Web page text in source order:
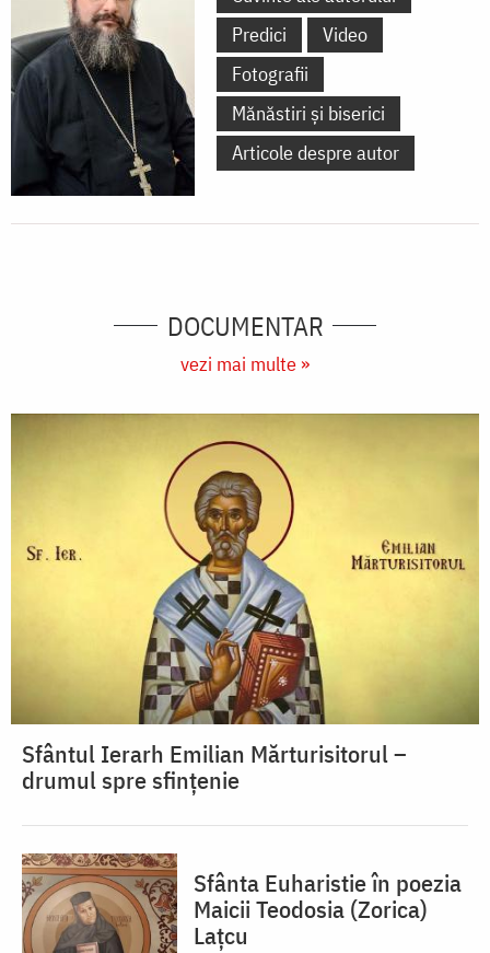
Predici
Video
Fotografii
Mănăstiri și biserici
Articole despre autor
DOCUMENTAR
vezi mai multe »
Sfântul Ierarh Emilian Mărturisitorul –
drumul spre sfințenie
Sfânta Euharistie în poezia
Maicii Teodosia (Zorica)
Lațcu